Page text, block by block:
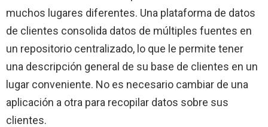
muchos lugares diferentes. Una plataforma de datos
de clientes consolida datos de múltiples fuentes en
un repositorio centralizado, lo que le permite tener
una descripción general de su base de clientes en un
lugar conveniente. No es necesario cambiar de una
aplicación a otra para recopilar datos sobre sus
clientes.